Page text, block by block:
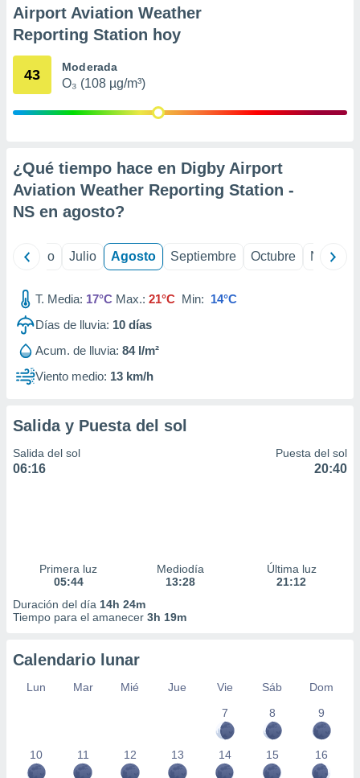
e
mediante
de
Airport Aviation Weather
Reporting Station hoy
43 Moderada
O₃ (108 µg/m³)
¿Qué tiempo hace en Digby Airport
Aviation Weather Reporting Station -
NS en agosto?
Junio Julio Agosto Septiembre Octubre
T. Media: 17°C Max.: 21°C Min: 14°C
Días de lluvia: 10 días
Acum. de lluvia: 84 l/m²
Viento medio: 13 km/h
Salida y Puesta del sol
Salida del sol
06:16
Puesta del sol
20:40
Primera luz
05:44
Mediodía
13:28
Última luz
21:12
Duración del día 14h 24m
Tiempo para el amanecer 3h 19m
Calendario lunar
Lun Mar Mié Jue Vie Sáb
Dom
7
8 9
10 11 12 13 14 15 16